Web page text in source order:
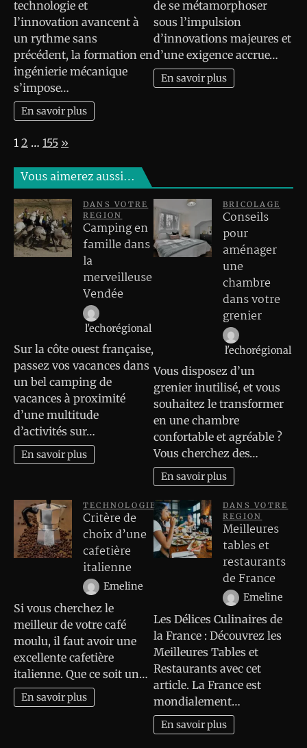
technologie et
l’innovation avancent à
un rythme sans
précédent, la formation en
ingénierie mécanique
s’impose…
En savoir plus
de se métamorphoser
sous l’impulsion
d’innovations majeures et
d’une exigence accrue…
En savoir plus
Page:
1 2 … 155 Next
»
Vous aimerez aussi…
DANS VOTRE
REGION
Camping en
famille dans
la
merveilleuse
Vendée
l'echorégional
Sur la côte ouest française,
passez vos vacances dans
un bel camping de
vacances à proximité
d’une multitude
d’activités sur…
En savoir plus
BRICOLAGE
Conseils
pour
aménager
une
chambre
dans votre
grenier
l'echorégional
Vous disposez d’un
grenier inutilisé, et vous
souhaitez le transformer
en une chambre
confortable et agréable ?
Vous cherchez des…
En savoir plus
TECHNOLOGIE
Critère de
choix d’une
cafetière
italienne
Emeline
Si vous cherchez le
meilleur de votre café
moulu, il faut avoir une
excellente cafetière
italienne. Que ce soit un…
En savoir plus
DANS VOTRE
REGION
Meilleures
tables et
restaurants
de France
Emeline
Les Délices Culinaires de
la France : Découvrez les
Meilleures Tables et
Restaurants avec cet
article. La France est
mondialement…
En savoir plus